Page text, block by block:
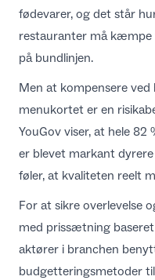
fødevarer, og det står
restauranter må
på bundlinjen.
Men at kompensere
menukortet er en
YouGov viser, at hele 82
er blevet markant
føler, at kvaliteten reelt
For at sikre overlevelse
med prissætning
aktører i branchen
budgetteringsmetoder